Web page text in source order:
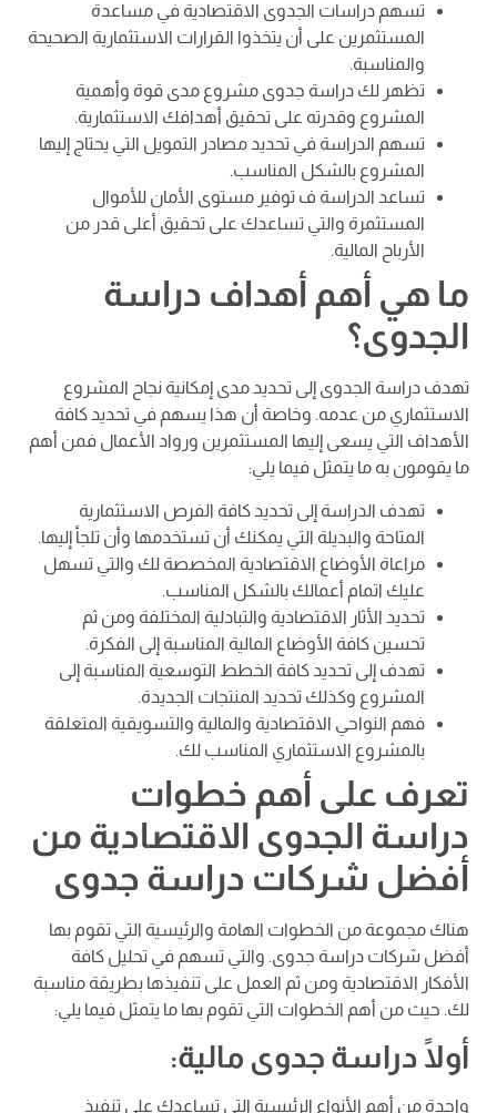
تسهم دراسات الجدوى الاقتصادية في مساعدة
المستثمرين على أن يتخذوا القرارات الاستثمارية الصحيحة
والمناسبة.
تظهر لك دراسة جدوى مشروع مدى قوة وأهمية
المشروع وقدرته على تحقيق أهدافك الاستثمارية.
تسهم الدراسة في تحديد مصادر التمويل التي يحتاج إليها
المشروع بالشكل المناسب.
تساعد الدراسة ف توفير مستوى الأمان للأموال
المستثمرة والتي تساعدك على تحقيق أعلى قدر من
الأرباح المالية.
ما هي أهم أهداف دراسة
الجدوى؟
تهدف دراسة الجدوى إلى تحديد مدى إمكانية نجاح المشروع
الاستثماري من عدمه. وخاصة أن هذا يسهم في تحديد كافة
الأهداف التي يسعى إليها المستثمرين ورواد الأعمال فمن أهم
ما يقومون به ما يتمثل فيما يلي:
تهدف الدراسة إلى تحديد كافة الفرص الاستثمارية
المتاحة والبديلة التي يمكنك أن تستخدمها وأن تلجأ إليها.
مراعاة الأوضاع الاقتصادية المخصصة لك والتي تسهل
عليك اتمام أعمالك بالشكل المناسب.
تحديد الأثار الاقتصادية والتبادلية المختلفة ومن ثم
تحسين كافة الأوضاع المالية المناسبة إلى الفكرة.
تهدف إلى تحديد كافة الخطط التوسعية المناسبة إلى
المشروع وكذلك تحديد المنتجات الجديدة.
فهم النواحي الاقتصادية والمالية والتسويقية المتعلقة
بالمشروع الاستثماري المناسب لك.
تعرف على أهم خطوات
دراسة الجدوى الاقتصادية من
أفضل شركات دراسة جدوى
هناك مجموعة من الخطوات الهامة والرئيسية التي تقوم بها
أفضل شركات دراسة جدوى. والتي تسهم في تحليل كافة
الأفكار الاقتصادية ومن ثم العمل على تنفيذها بطريقة مناسبة
لك. حيث من أهم الخطوات التي تقوم بها ما يتمثل فيما يلي:
أولًا دراسة جدوى مالية:
واحدة من أهم الأنواع الرئيسية التي تساعدك على تنفيذ